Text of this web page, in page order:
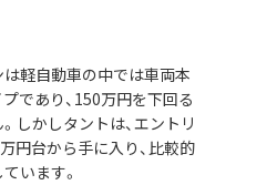
軽自動車の中では車両本
であり、150万円を下回る
しかしタントは、エントリ
円台から手に入り、比較的
います。